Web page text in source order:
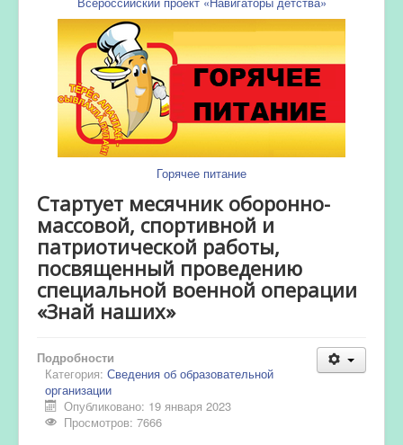
Горячее питание
Стартует месячник оборонно-
массовой, спортивной и
патриотической работы,
посвященный проведению
специальной военной операции
«Знай наших»
Подробности
Категория: Сведения об образовательной
организации
Опубликовано: 19 января 2023
Просмотров: 7666